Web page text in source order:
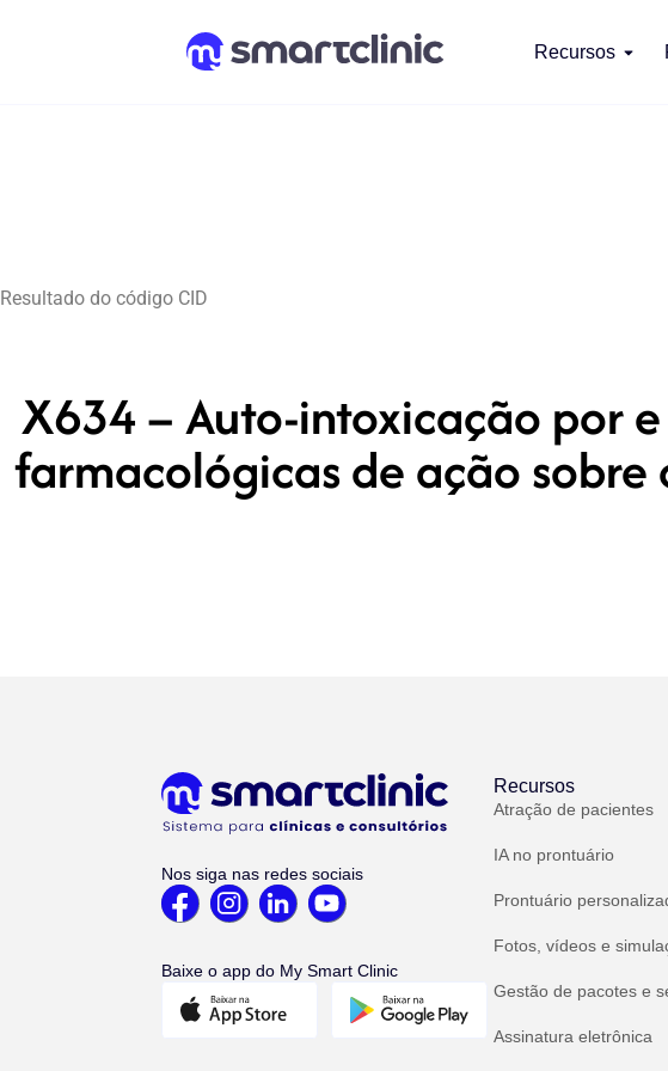
Recursos
Resultado do código CID
X634 – Auto-intoxicação por
farmacológicas de ação
Nos siga nas redes sociais
Baixe o app do My Smart Clinic
Recursos
Atração de pacientes
IA no prontuário
Prontuário
Fotos, vídeos e
Gestão de pacotes e
Assinatura eletrônica